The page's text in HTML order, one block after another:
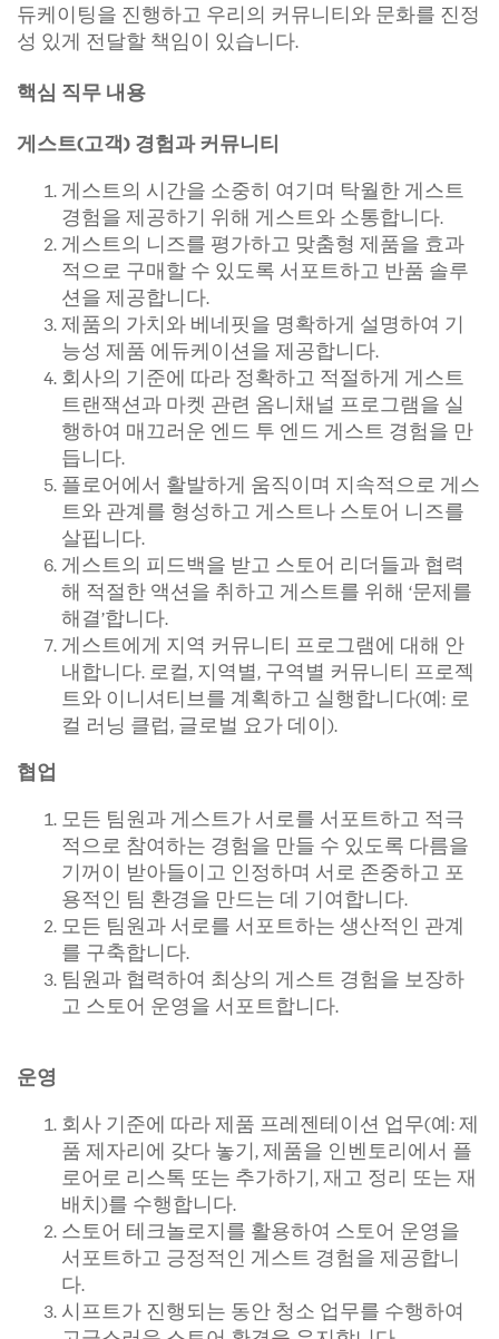
듀케이팅을 진행하고 우리의 커뮤니티와 문화를 진정
성 있게 전달할 책임이 있습니다.
핵심 직무 내용
게스트(고객) 경험과 커뮤니티
게스트의 시간을 소중히 여기며 탁월한 게스트
경험을 제공하기 위해 게스트와 소통합니다.
게스트의 니즈를 평가하고 맞춤형 제품을 효과
적으로 구매할 수 있도록 서포트하고 반품 솔루
션을 제공합니다.
제품의 가치와 베네핏을 명확하게 설명하여 기
능성 제품 에듀케이션을 제공합니다.
회사의 기준에 따라 정확하고 적절하게 게스트
트랜잭션과 마켓 관련 옴니채널 프로그램을 실
행하여 매끄러운 엔드 투 엔드 게스트 경험을 만
듭니다.
플로어에서 활발하게 움직이며 지속적으로 게스
트와 관계를 형성하고 게스트나 스토어 니즈를
살핍니다.
게스트의 피드백을 받고 스토어 리더들과 협력
해 적절한 액션을 취하고 게스트를 위해 ‘문제를
해결’합니다.
게스트에게 지역 커뮤니티 프로그램에 대해 안
내합니다. 로컬, 지역별, 구역별 커뮤니티 프로젝
트와 이니셔티브를 계획하고 실행합니다(예: 로
컬 러닝 클럽, 글로벌 요가 데이).
협업
모든 팀원과 게스트가 서로를 서포트하고 적극
적으로 참여하는 경험을 만들 수 있도록 다름을
기꺼이 받아들이고 인정하며 서로 존중하고 포
용적인 팀 환경을 만드는 데 기여합니다.
모든 팀원과 서로를 서포트하는 생산적인 관계
를 구축합니다.
팀원과 협력하여 최상의 게스트 경험을 보장하
고 스토어 운영을 서포트합니다.
운영
회사 기준에 따라 제품 프레젠테이션 업무(예: 제
품 제자리에 갖다 놓기, 제품을 인벤토리에서 플
로어로 리스톡 또는 추가하기, 재고 정리 또는 재
배치)를 수행합니다.
스토어 테크놀로지를 활용하여 스토어 운영을
서포트하고 긍정적인 게스트 경험을 제공합니
다.
시프트가 진행되는 동안 청소 업무를 수행하여